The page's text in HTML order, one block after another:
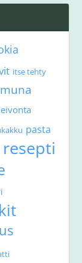
itse tehty
pasta
resepti